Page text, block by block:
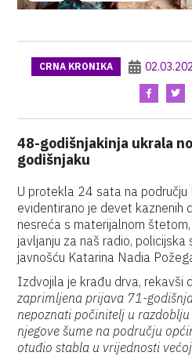
CRNA KRONIKA
48-godišnjakinja ukrala
godišnjaku
U protekla 24 sata na području
evidentirano je devet kaznenih
nesreća s materijalnom
javljanju za naš radio,
javnošću Katarina Nadia
Izdvojila je krađu drva, rekavši
zaprimljena prijava 71-
nepoznati počinitelj u
njegove šume na području
otuđio stabla u vrijednosti